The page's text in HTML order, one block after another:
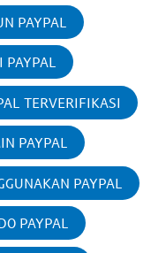
PAYPAL
PAYPAL
TERVERIFIKASI
PAYPAL
PAYPAL
PAYPAL